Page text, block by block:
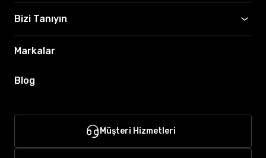
Bizi Tanıyın
Markalar
Blog
Müşteri Hizmetleri